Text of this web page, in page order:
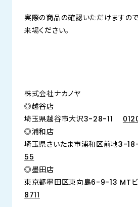
実際の商品の確認いただけますの
来場ください。
株式会社ナカノヤ
◎越谷店
埼玉県越谷市大沢3-28-11
◎浦和店
埼玉県さいたま市浦和区前地3-
55
◎墨田店
東京都墨田区東向島6-9-13 MT
8711